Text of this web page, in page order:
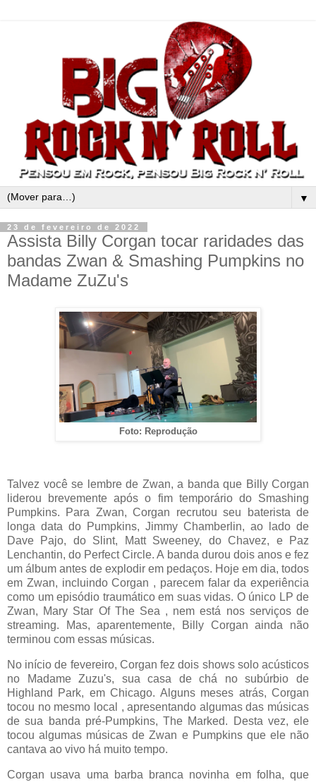
▼
23 de fevereiro de 2022
Assista Billy Corgan tocar raridades das
bandas Zwan & Smashing Pumpkins no
Madame ZuZu's
Foto: Reprodução
Talvez você se lembre de Zwan, a banda que Billy Corgan
liderou brevemente após o fim temporário do Smashing
Pumpkins. Para Zwan, Corgan recrutou seu baterista de
longa data do Pumpkins, Jimmy Chamberlin, ao lado de
Dave Pajo, do Slint, Matt Sweeney, do Chavez, e Paz
Lenchantin, do Perfect Circle. A banda durou dois anos e fez
um álbum antes de explodir em pedaços. Hoje em dia, todos
em Zwan, incluindo Corgan , parecem falar da experiência
como um episódio traumático em suas vidas. O único LP de
Zwan, Mary Star Of The Sea , nem está nos serviços de
streaming. Mas, aparentemente, Billy Corgan ainda não
terminou com essas músicas.
No início de fevereiro, Corgan fez dois shows solo acústicos
no Madame Zuzu's, sua casa de chá no subúrbio de
Highland Park, em Chicago. Alguns meses atrás, Corgan
tocou no mesmo local , apresentando algumas das músicas
de sua banda pré-Pumpkins, The Marked. Desta vez, ele
tocou algumas músicas de Zwan e Pumpkins que ele não
cantava ao vivo há muito tempo.
Corgan usava uma barba branca novinha em folha, que